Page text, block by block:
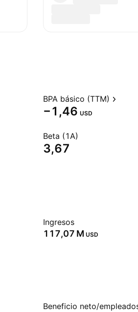
BPA básico (TTM)
−1,46 USD
Beta (1A)
3,67
Ingresos
‪117,07 M‬ USD
Beneficio neto/